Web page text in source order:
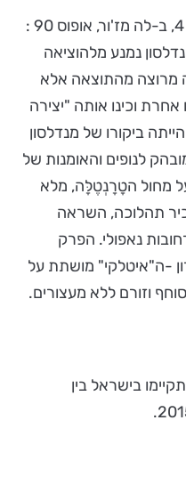
פליקס מנדלסון - סימפוניה מס' 4, ב-לה מז'ור, אופוס 90 :
בן 24 בלבד. מנדלסון נמנע מלהוציאה
מרוצה מהתוצאה אלא
וכינו אותה "יצירה
ביקורו של מנדלסון
לנופים והאומנות של
מחול הטָרָנְטֶלָּה, מלא
תהלוכה, השראה
נאפולי. הפרק
-ה"איטלקי" מושתת על
וזורם ללא מעצורים.
בישראל בין